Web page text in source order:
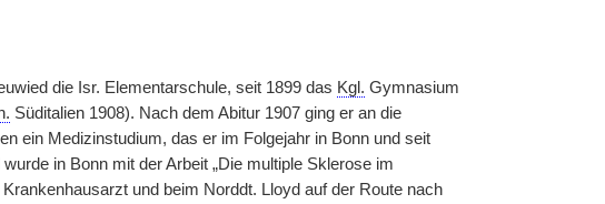
die Isr. Elementarschule, seit 1899 das Kgl. Gymnasium
Süditalien 1908). Nach dem Abitur 1907 ging er an die
ein Medizinstudium, das er im Folgejahr in Bonn und seit
in Bonn mit der Arbeit „Die multiple Sklerose im
Krankenhausarzt und beim Norddt. Lloyd auf der Route nach